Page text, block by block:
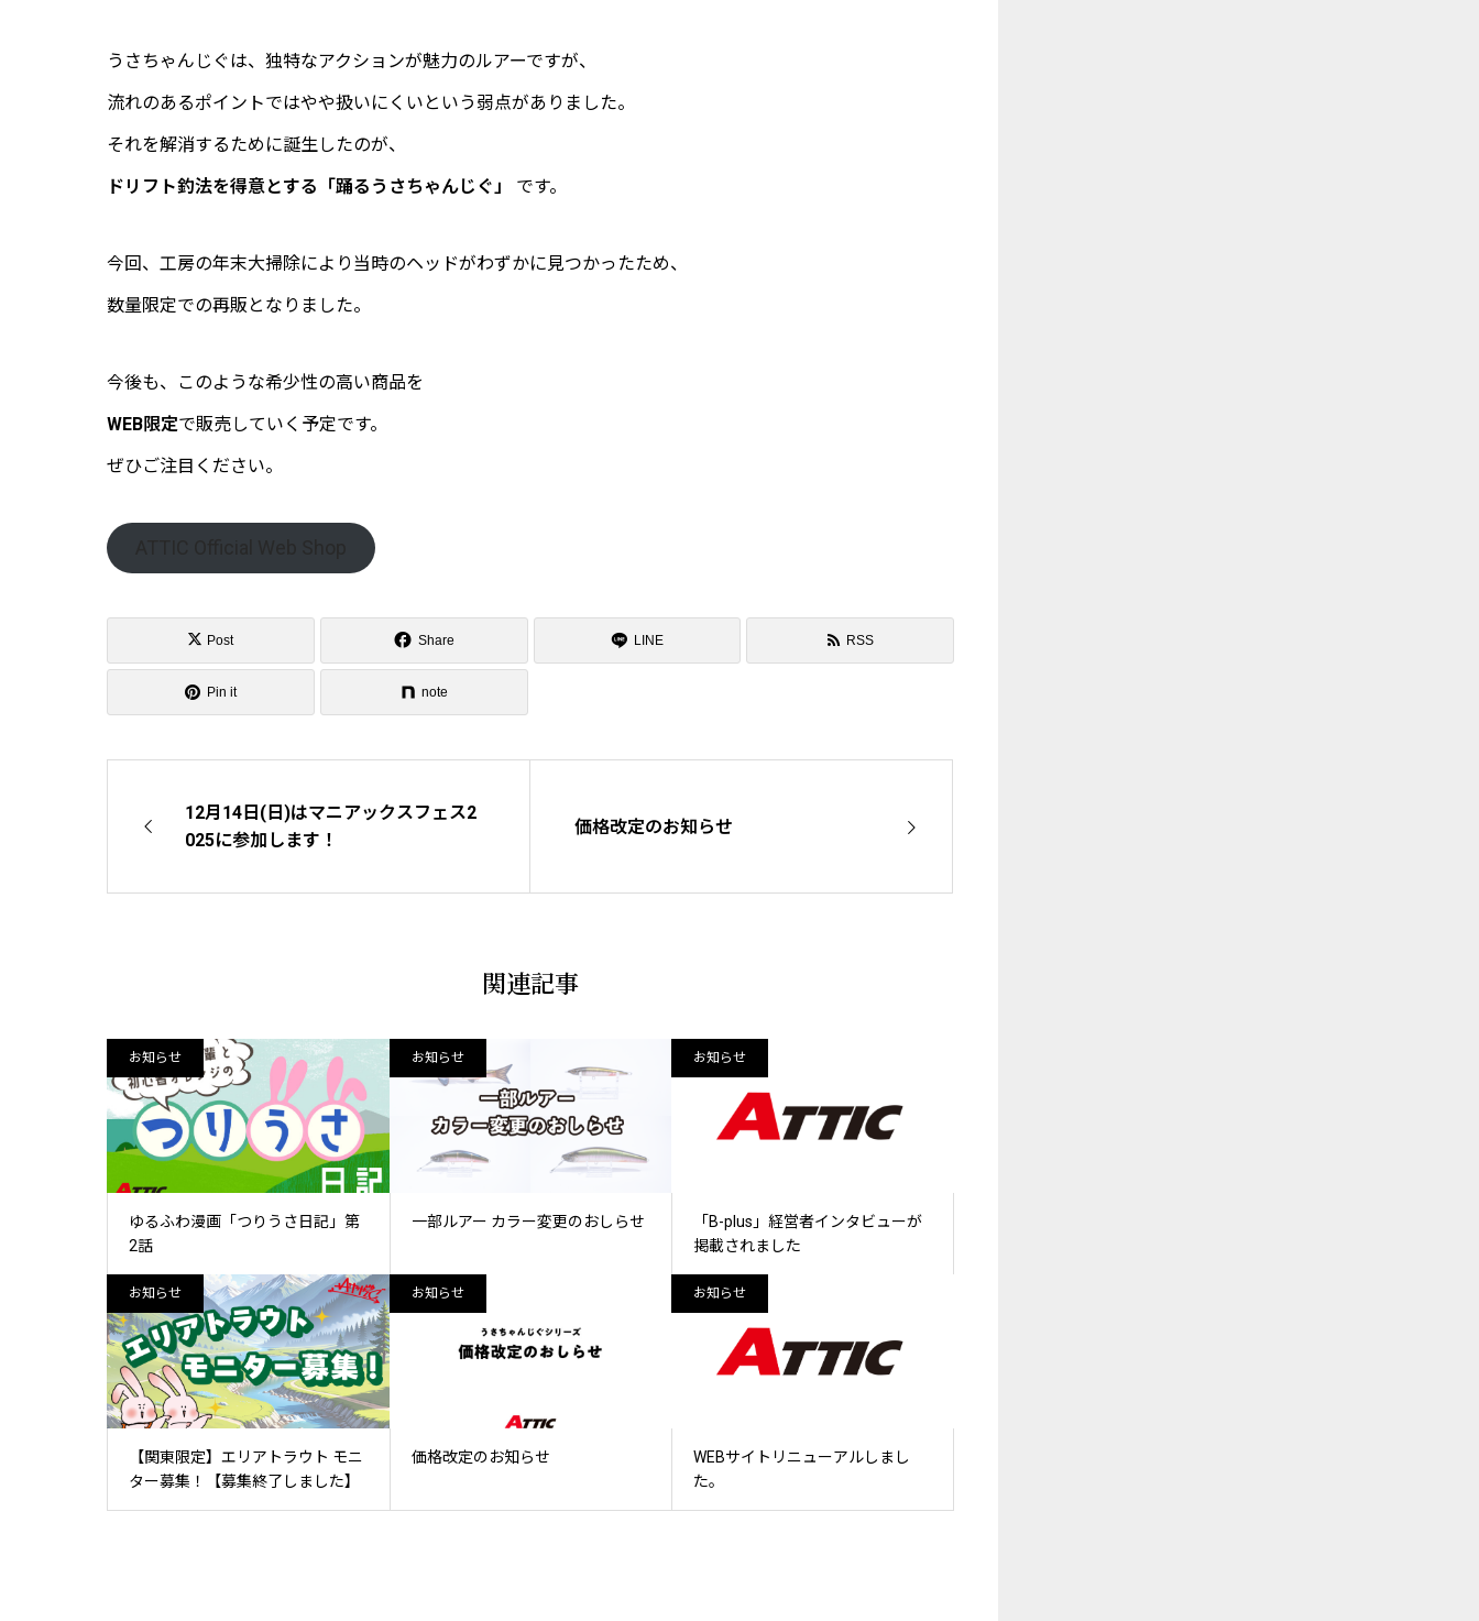
うさちゃんじぐは、独特なアクションが魅力のルアーですが、
流れのあるポイントではやや扱いにくいという弱点がありました。
それを解消するために誕生したのが、
ドリフト釣法を得意とする「踊るうさちゃんじぐ」
です。
今回、工房の年末大掃除により当時のヘッドがわずかに見つかったため、
数量限定での再販となりました。
今後も、このような希少性の高い商品を
WEB限定で販売していく予定です。
ぜひご注目ください。
Post Share LINE RSS
Pin it note
12月14日(日)はマニアックスフェス2
025に参加します！
価格改定のお知らせ
関連記事
お知らせ
ゆるふわ漫画「つりうさ日記」第
2話
お知らせ
一部ルアー カラー変更のおしらせ
お知らせ
「B-plus」経営者インタビューが
掲載されました
お知らせ
【関東限定】エリアトラウト モニ
ター募集！【募集終了しました】
お知らせ
価格改定のお知らせ
お知らせ
WEBサイトリニューアルしまし
た。